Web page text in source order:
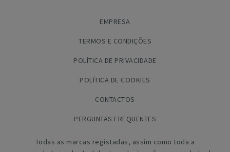
EMPRESA
TERMOS E CONDIÇÕES
POLÍTICA DE PRIVACIDADE
POLÍTICA DE COOKIES
CONTACTOS
PERGUNTAS FREQUENTES
Todas as marcas registadas, assim como toda a